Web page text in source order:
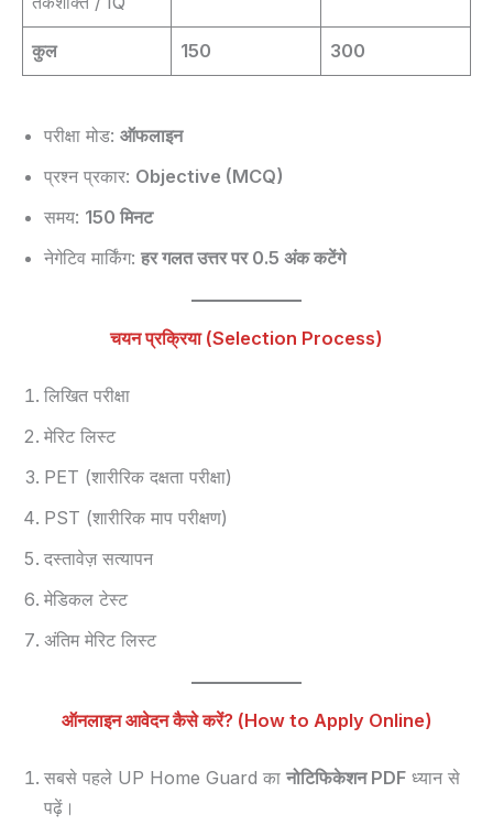
कुल 150 300
परीक्षा मोड: ऑफलाइन
प्रश्न प्रकार: Objective (MCQ)
समय: 150 मिनट
नेगेटिव मार्किंग: हर गलत उत्तर पर 0.5 अंक कटेंगे
चयन प्रक्रिया (Selection Process)
लिखित परीक्षा
मेरिट लिस्ट
PET (शारीरिक दक्षता परीक्षा)
PST (शारीरिक माप परीक्षण)
दस्तावेज़ सत्यापन
मेडिकल टेस्ट
अंतिम मेरिट लिस्ट
ऑनलाइन आवेदन कैसे करें? (How to Apply Online)
सबसे पहले UP Home Guard का नोटिफिकेशन PDF ध्यान से
पढ़ें।